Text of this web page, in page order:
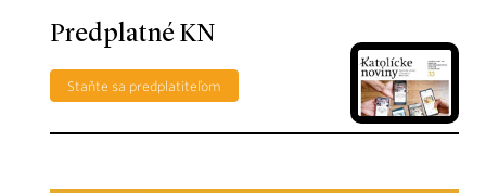
Predplatné KN
Staňte sa predplatiteľom